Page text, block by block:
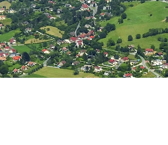
Directive paysagère du Salève
Espaces naturels sensibles
Vergers haute-tige
Association Foncière Pastorale